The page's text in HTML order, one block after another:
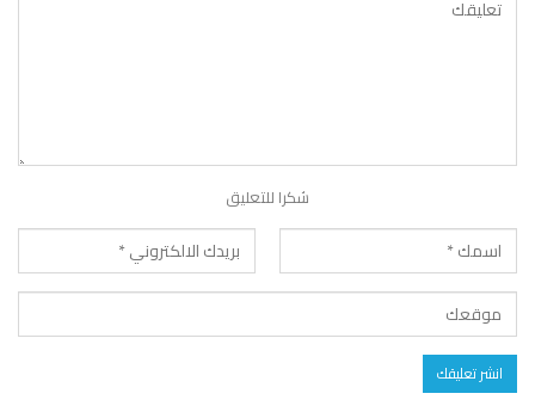
شكرا للتعليق